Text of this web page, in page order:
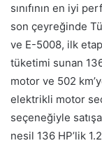
sınıfının en iyi
son çeyreğinde
ve E-5008, ilk
tüketimi sunan
motor ve 502
elektrikli motor
seçeneğiyle
nesil 136 HP’lik